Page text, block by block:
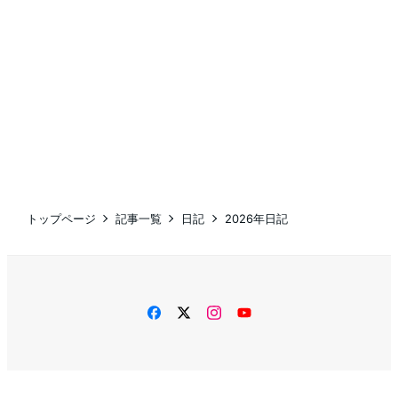
トップページ 記事一覧 日記 2026年日記
facebooktwitterinstagram
YouTube